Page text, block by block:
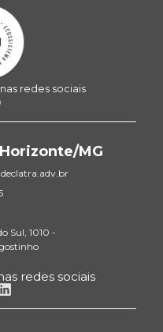
redes sociais
MG
Sul, 1010 -
redes sociais